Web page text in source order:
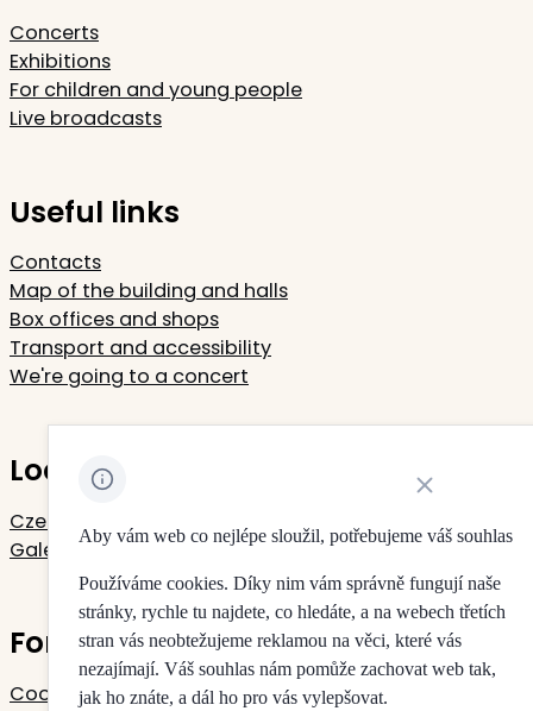
Concerts
Exhibitions
For children and young people
Live broadcasts
Useful links
Contacts
Map of the building and halls
Box offices and shops
Transport and accessibility
We're going to a concert
Located in Rudolfinum
Czech Philharmonic
Galerie Rudolfinum
For your privacy
Cookie settings
Aby vám web co nejlépe sloužil, potřebujeme váš souhlas
Používáme cookies. Díky nim vám správně fungují naše
stránky, rychle tu najdete, co hledáte, a na webech třetích
stran vás neobtežujeme reklamou na věci, které vás
nezajímají. Váš souhlas nám pomůže zachovat web tak,
jak ho znáte, a dál ho pro vás vylepšovat.
Close cookie